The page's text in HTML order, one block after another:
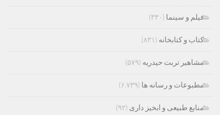
فیلم و سینما (۳۳۰)
کتاب و کتابخانه (۸۳۱)
مشاهیر تربت حیدریه (۵۷۹)
مطبوعات و رسانه ها (۶,۷۳۹)
منابع طبیعی و ابخیز داری (۹۲)